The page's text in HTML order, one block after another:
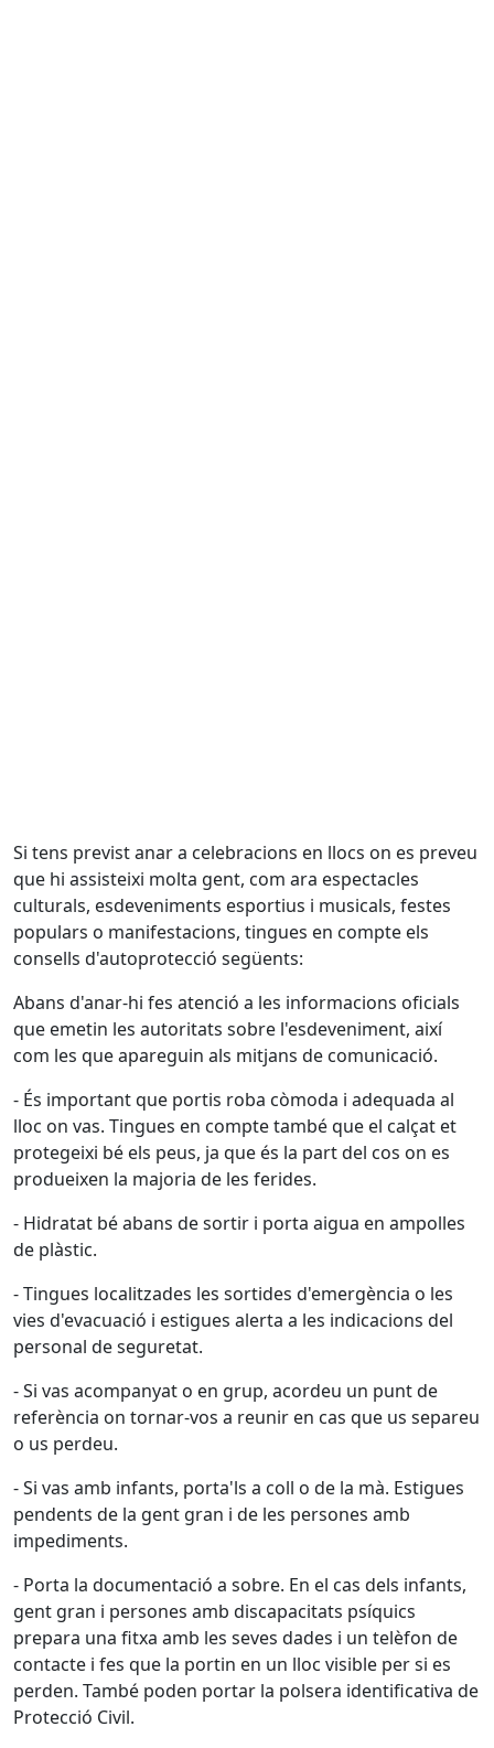
Si tens previst anar a celebracions en llocs on es preveu
que hi assisteixi molta gent, com ara espectacles
culturals, esdeveniments esportius i musicals, festes
populars o manifestacions, tingues en compte els
consells d'autoprotecció següents:
Abans d'anar-hi fes atenció a les informacions oficials
que emetin les autoritats sobre l'esdeveniment, així
com les que apareguin als mitjans de comunicació.
- És important que portis roba còmoda i adequada al
lloc on vas. Tingues en compte també que el calçat et
protegeixi bé els peus, ja que és la part del cos on es
produeixen la majoria de les ferides.
- Hidratat bé abans de sortir i porta aigua en ampolles
de plàstic.
- Tingues localitzades les sortides d'emergència o les
vies d'evacuació i estigues alerta a les indicacions del
personal de seguretat.
- Si vas acompanyat o en grup, acordeu un punt de
referència on tornar-vos a reunir en cas que us separeu
o us perdeu.
- Si vas amb infants, porta'ls a coll o de la mà. Estigues
pendents de la gent gran i de les persones amb
impediments.
- Porta la documentació a sobre. En el cas dels infants,
gent gran i persones amb discapacitats psíquics
prepara una fitxa amb les seves dades i un telèfon de
contacte i fes que la portin en un lloc visible per si es
perden. També poden portar la polsera identificativa de
Protecció Civil.